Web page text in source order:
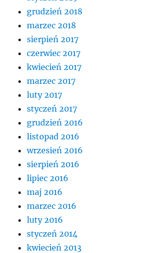
grudzień 2018
marzec 2018
sierpień 2017
czerwiec 2017
kwiecień 2017
marzec 2017
luty 2017
styczeń 2017
grudzień 2016
listopad 2016
wrzesień 2016
sierpień 2016
lipiec 2016
maj 2016
marzec 2016
luty 2016
styczeń 2014
kwiecień 2013